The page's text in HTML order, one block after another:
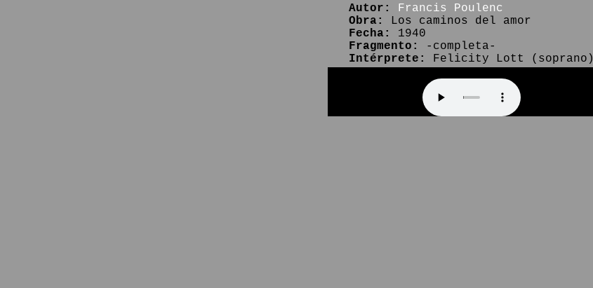
Autor:
Francis Poulenc
Obra:
Los caminos del amor
Fecha:
1940
Fragmento:
-completa-
Intérprete:
Felicity Lott (soprano)